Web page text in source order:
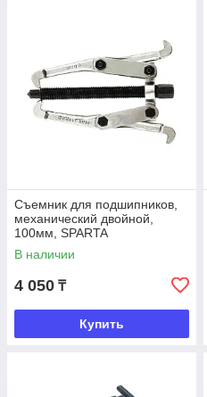
Съемник для подшипников,
механический двойной,
100мм, SPARTA
В наличии
4 050 ₸
Купить